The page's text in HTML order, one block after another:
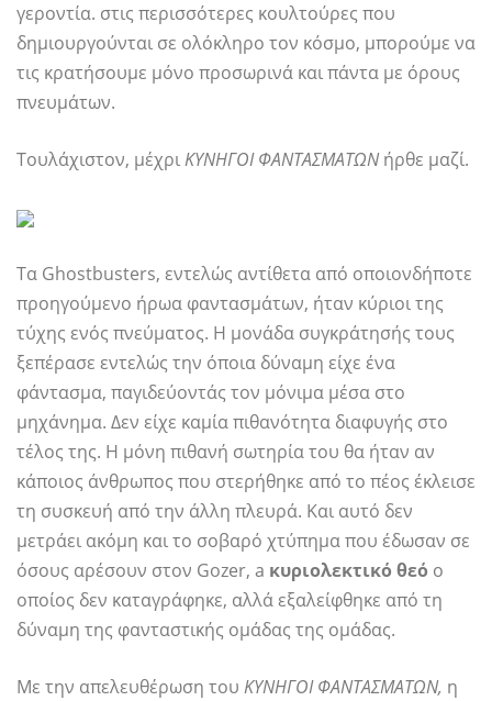
γεροντία. στις περισσότερες κουλτούρες που
δημιουργούνται σε ολόκληρο τον κόσμο, μπορούμε να
τις κρατήσουμε μόνο προσωρινά και πάντα με όρους
πνευμάτων.
Τουλάχιστον, μέχριΚΥΝΗΓΟΙ ΦΑΝΤΑΣΜΑΤΩΝήρθε μαζί.
Τα Ghostbusters, εντελώς αντίθετα από οποιονδήποτε
προηγούμενο ήρωα φαντασμάτων, ήταν κύριοι της
τύχης ενός πνεύματος. Η μονάδα συγκράτησής τους
ξεπέρασε εντελώς την όποια δύναμη είχε ένα
φάντασμα, παγιδεύοντάς τον μόνιμα μέσα στο
μηχάνημα. Δεν είχε καμία πιθανότητα διαφυγής στο
τέλος της. Η μόνη πιθανή σωτηρία του θα ήταν αν
κάποιος άνθρωπος που στερήθηκε από το πέος έκλεισε
τη συσκευή από την άλλη πλευρά. Και αυτό δεν
μετράει ακόμη και το σοβαρό χτύπημα που έδωσαν σε
όσους αρέσουν στον Gozer, a κυριολεκτικό θεό ο
οποίος δεν καταγράφηκε, αλλά εξαλείφθηκε από τη
δύναμη της φανταστικής ομάδας της ομάδας.
Με την απελευθέρωση του ΚΥΝΗΓΟΙ ΦΑΝΤΑΣΜΑΤΩΝ, η